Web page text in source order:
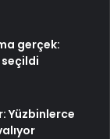
gerçek:
seçildi
Yüzbinlerce